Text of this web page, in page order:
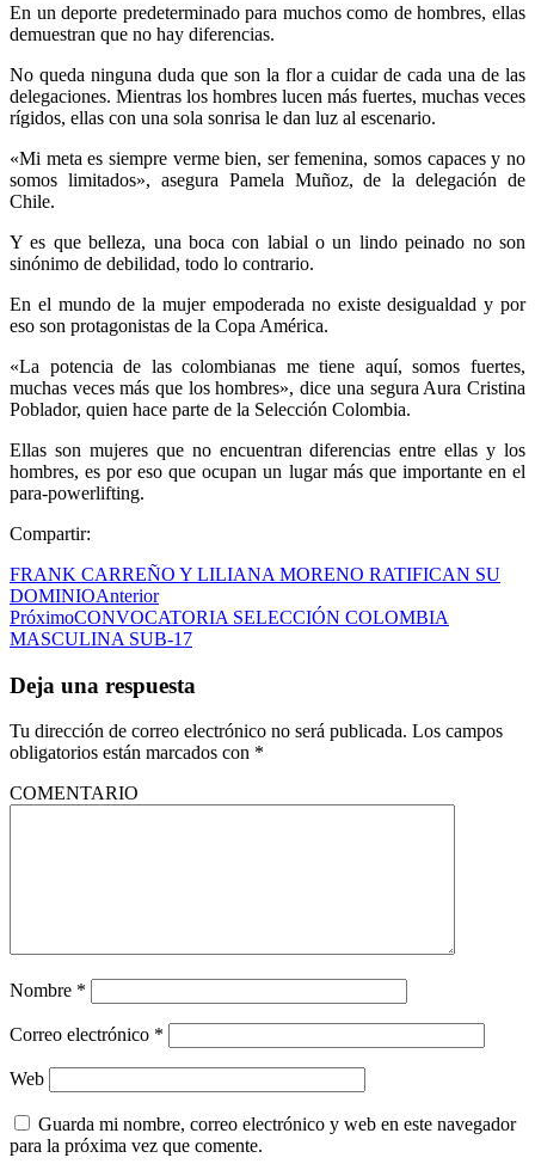
En un deporte predeterminado para muchos como de hombres, ellas
demuestran que no hay diferencias.
No queda ninguna duda que son la flor a cuidar de cada una de las
delegaciones. Mientras los hombres lucen más fuertes, muchas veces
rígidos, ellas con una sola sonrisa le dan luz al escenario.
«Mi meta es siempre verme bien, ser femenina, somos capaces y no
somos limitados», asegura Pamela Muñoz, de la delegación de
Chile.
Y es que belleza, una boca con labial o un lindo peinado no son
sinónimo de debilidad, todo lo contrario.
En el mundo de la mujer empoderada no existe desigualdad y por
eso son protagonistas de la Copa América.
«La potencia de las colombianas me tiene aquí, somos fuertes,
muchas veces más que los hombres», dice una segura Aura Cristina
Poblador, quien hace parte de la Selección Colombia.
Ellas son mujeres que no encuentran diferencias entre ellas y los
hombres, es por eso que ocupan un lugar más que importante en el
para-powerlifting.
Compartir:
FRANK CARREÑO Y LILIANA MORENO RATIFICAN SU
DOMINIOAnterior
PróximoCONVOCATORIA SELECCIÓN COLOMBIA
MASCULINA SUB-17
Deja una respuesta
Tu dirección de correo electrónico no será publicada. Los campos
obligatorios están marcados con *
COMENTARIO
Nombre *
Correo electrónico *
Web
Guarda mi nombre, correo electrónico y web en este navegador
para la próxima vez que comente.